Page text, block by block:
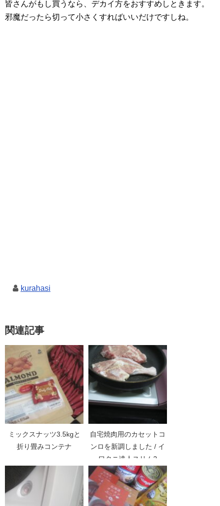
皆さんがもし買うなら、デカイ方をおすすめしときます。
邪魔だったら切って小さくすればいいだけですしね。
kurahasi
関連記事
ミックスナッツ3.5kgと
折り畳みコンテナ
自宅焼肉用のカセットコ
ンロを新調しました / イ
ワタニ達人スリム2